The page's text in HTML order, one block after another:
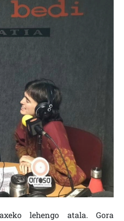
lehengo atala. Gora